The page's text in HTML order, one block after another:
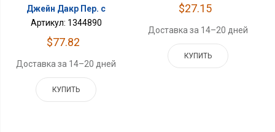
Джейн Дакр Пер. с
Артикул: 1344890
$77.82
Доставка за 14–20 дней
КУПИТЬ
$27.15
Доставка за 14–20 дней
КУПИТЬ